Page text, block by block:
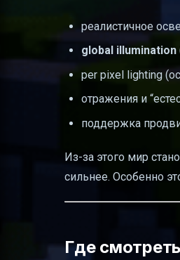
реалистичное
global illumination
per pixel lighting
отражения и
поддержка
Из-за этого мир
сильнее. Особенно
Где